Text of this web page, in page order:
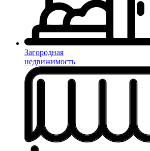
Загородная
недвижимость